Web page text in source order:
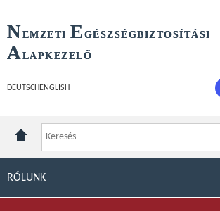
NEMZETI E GÉSZSÉGBIZTOSÍTÁSI
ALAPKEZELŐ
DEUTSCH ENGLISH
RÓLUNK